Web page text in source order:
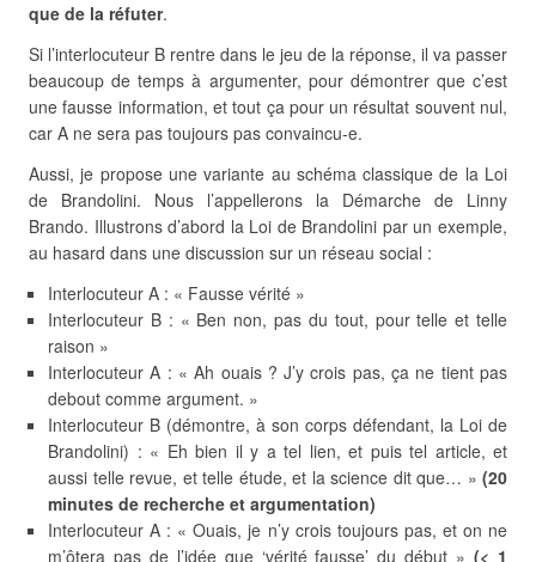
que de la réfuter.
Si l’interlocuteur B rentre dans le jeu de la réponse, il va passer
beaucoup de temps à argumenter, pour démontrer que c’est
une fausse information, et tout ça pour un résultat souvent nul,
car A ne sera pas toujours pas convaincu-e.
Aussi, je propose une variante au schéma classique de la Loi
de Brandolini. Nous l’appellerons la Démarche de Linny
Brando. Illustrons d’abord la Loi de Brandolini par un exemple,
au hasard dans une discussion sur un réseau social :
Interlocuteur A : « Fausse vérité »
Interlocuteur B : « Ben non, pas du tout, pour telle et telle
raison »
Interlocuteur A : « Ah ouais ? J’y crois pas, ça ne tient pas
debout comme argument. »
Interlocuteur B (démontre, à son corps défendant, la Loi de
Brandolini) : « Eh bien il y a tel lien, et puis tel article, et
aussi telle revue, et telle étude, et la science dit que… » (20
minutes de recherche et argumentation)
Interlocuteur A : « Ouais, je n’y crois toujours pas, et on ne
m’ôtera pas de l’idée que ‘vérité fausse’ du début »(< 1